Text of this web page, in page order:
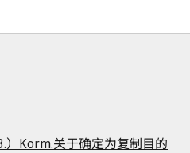
）Korm.关于确定为复制目的